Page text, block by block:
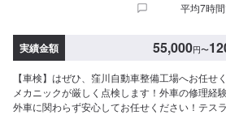
平均7時
実績金額 55,000円〜
【車検】はぜひ、窪川自動車整備工場へお任せ
メカニックが厳しく点検します！外車の修理経
外車に関わらず安心してお任せください！テス